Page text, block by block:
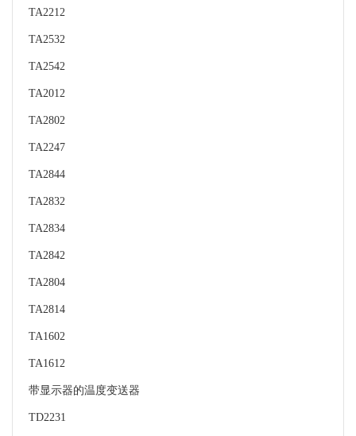
TA2212
TA2532
TA2542
TA2012
TA2802
TA2247
TA2844
TA2832
TA2834
TA2842
TA2804
TA2814
TA1602
TA1612
带显示器的温度变送器
TD2231